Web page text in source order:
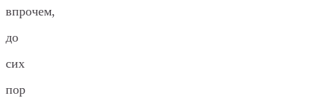
впрочем,
до
сих
пор